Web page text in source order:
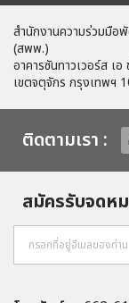
สำนักงานความร่วมมือ
(สพพ.)
อาคารซันทาวเวอร์ส เ
เขตจตุจักร กรุงเทพฯ
ติดตามเรา :
สมัครรับจดห